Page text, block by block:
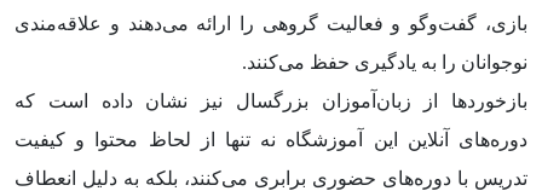
بازی، گفت‌وگو و فعالیت گروهی را ارائه می‌دهند و علاقه‌مندی
نوجوانان را به یادگیری حفظ می‌کنند.
بازخوردها از زبان‌آموزان بزرگسال نیز نشان داده است که
دوره‌های آنلاین این آموزشگاه نه تنها از لحاظ محتوا و کیفیت
تدریس با دوره‌های حضوری برابری می‌کنند، بلکه به دلیل انعطاف